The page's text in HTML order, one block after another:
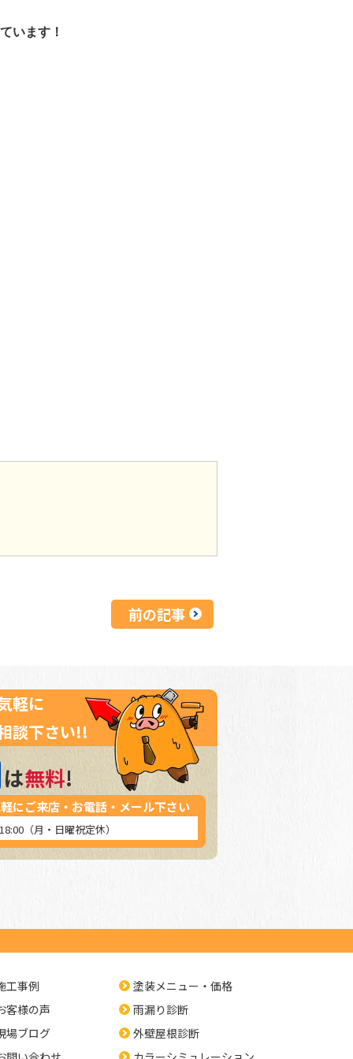
います！
前の記事
軽に
談下さい!!
は無料!
にご来店・お電話・メール下さい
（月・日曜祝定休）
工事例
客様の声
場ブログ
塗装メニュー・価格
雨漏り診断
外壁屋根診断